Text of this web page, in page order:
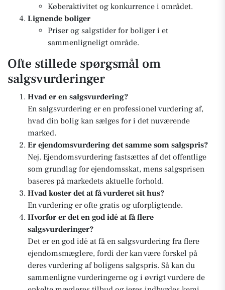
Køberaktivitet og konkurrence i området.
Lignende boliger
Priser og salgstider for boliger i et
sammenligneligt område.
Ofte stillede spørgsmål om
salgsvurderinger
Hvad er en salgsvurdering?
En salgsvurdering er en professionel vurdering af,
hvad din bolig kan sælges for i det nuværende
marked.
Er ejendomsvurdering det samme som salgspris?
Nej. Ejendomsvurdering fastsættes af det offentlige
som grundlag for ejendomsskat, mens salgsprisen
baseres på markedets aktuelle forhold.
Hvad koster det at få vurderet sit hus?
En vurdering er ofte gratis og uforpligtende.
Hvorfor er det en god idé at få flere
salgsvurderinger?
Det er en god idé at få en salgsvurdering fra flere
ejendomsmæglere, fordi der kan være forskel på
deres vurdering af boligens salgspris. Så kan du
sammenligne vurderingerne og i øvrigt vurdere de